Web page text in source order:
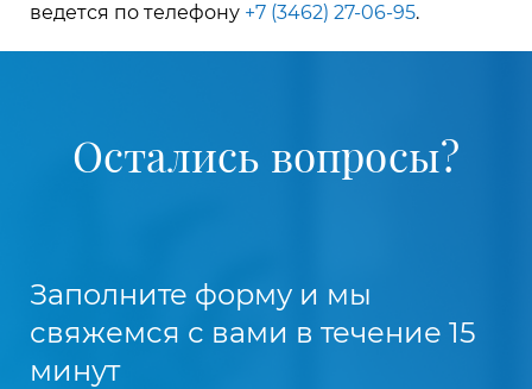
ведется по телефону +7 (3462) 27-06-95.
Остались вопросы?
Заполните форму и мы
свяжемся с вами в течение 15
минут